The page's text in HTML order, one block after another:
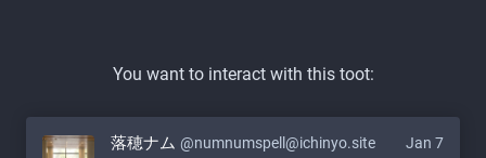
You want to interact with this toot:
Jan 7
落穂ナム @numnumspell@ichinyo.site